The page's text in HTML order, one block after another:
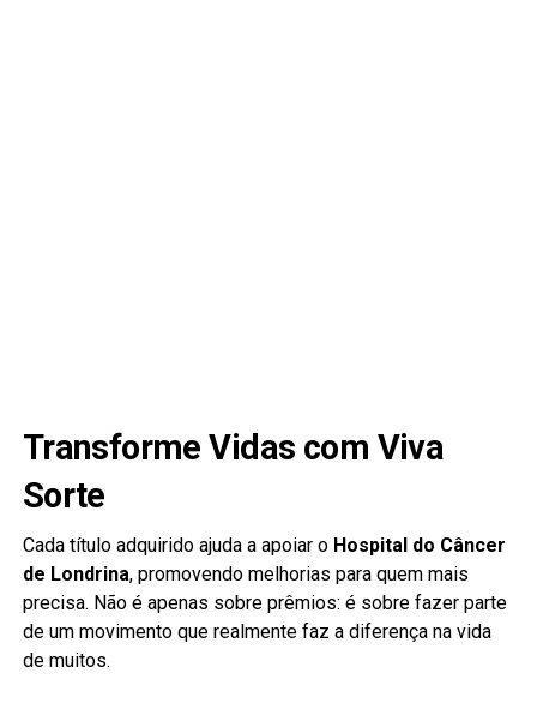
Transforme Vidas com Viva
Sorte
Cada título adquirido ajuda a apoiar o Hospital do Câncer
de Londrina, promovendo melhorias para quem mais
precisa. Não é apenas sobre prêmios: é sobre fazer parte
de um movimento que realmente faz a diferença na vida
de muitos.